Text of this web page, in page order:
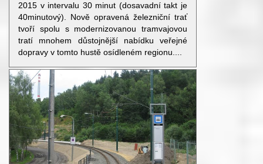
2015 v intervalu 30 minut (dosavadní takt je
40minutový). Nově opravená železniční trať
tvoří spolu s modernizovanou tramvajovou
tratí mnohem důstojnější nabídku veřejné
dopravy v tomto hustě osídleném regionu....